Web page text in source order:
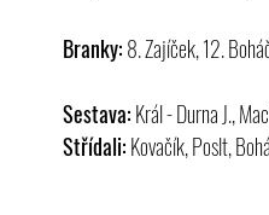
Branky: 8. Zajíček, 12.
Sestava: Král - Durna J.,
Střídali: Kovačík, Poslt,